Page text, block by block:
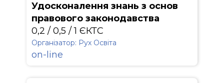
Удосконалення знань з основ
правового законодавства
0,2 / 0,5 / 1 ЄКТС
Організатор: Рух Освіта
on-line